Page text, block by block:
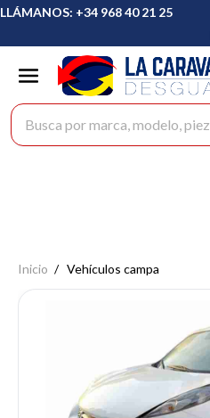
LLÁMANOS: +34 968 40 21 25
Buscar productos
Inicio Vehículos campa